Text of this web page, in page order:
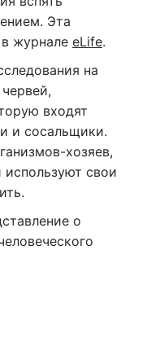
Эта
журнале eLife.
на
входят
и сосальщики.
хозяев,
используют свои
о